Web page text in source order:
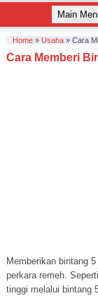
Home» Usaha» Cara
Cara Memberi
Memberikan bintang
perkara remeh.
tinggi melalui bintang